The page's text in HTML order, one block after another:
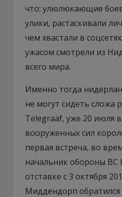
что: улюлюкающие
улики, растаскивали
чем хвастали в
ужасом смотрели из
всего мира.
Именно тогда
не могут сидеть сложа
Telegraaf, уже 20 июля
вооруженных сил
первая встреча, во
начальник обороны ВС
отставке с 3 октября
Миддендорп обратился